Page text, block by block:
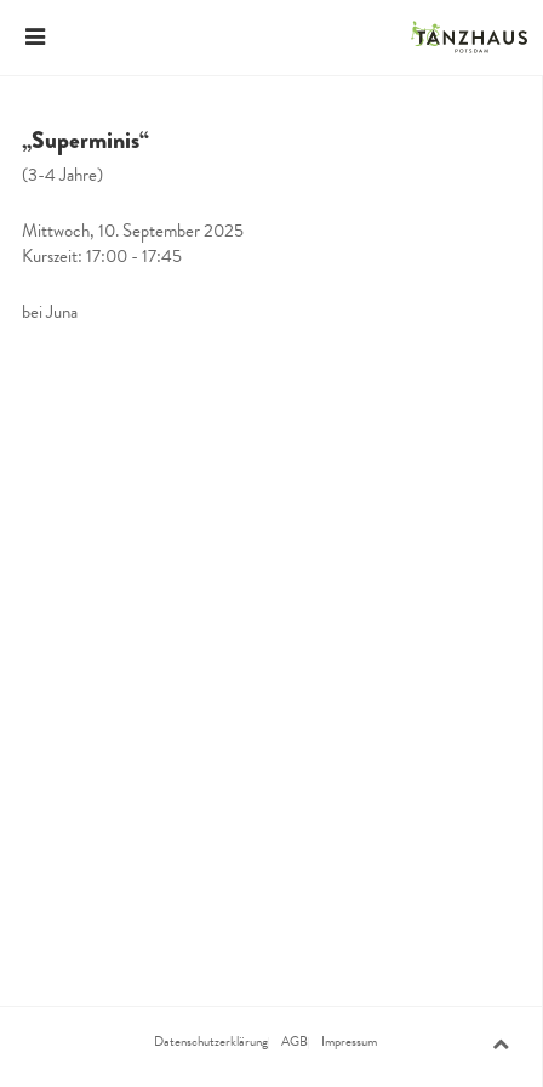
„Superminis“
(3-4 Jahre)
Mittwoch, 10. September 2025
Kurszeit: 17:00 - 17:45
bei Juna
Datenschutzerklärung AGB Impressum